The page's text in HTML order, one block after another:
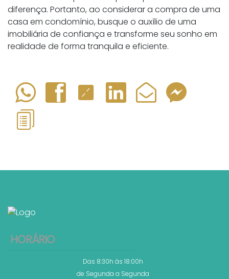
diferença. Portanto, ao considerar a compra de uma
casa em condomínio, busque o auxílio de uma
imobiliária de confiança e transforme seu sonho em
realidade de forma tranquila e eficiente.
HORÁRIO
Das 8:30h às 18:00h
de Segunda a Segunda